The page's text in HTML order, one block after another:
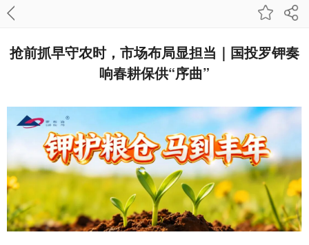
抢前抓早守农时，市场布局显担当｜国投罗钾奏
响春耕保供“序曲”